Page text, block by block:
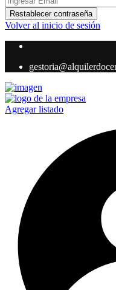
Restablecer contraseña
Volver al inicio de sesión
Agregar listado